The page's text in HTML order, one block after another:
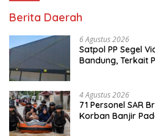
Berita Daerah
6 Agustus 2026
Satpol PP Segel
Bandung, Terkait
4 Agustus 2026
71 Personel SAR
Korban Banjir